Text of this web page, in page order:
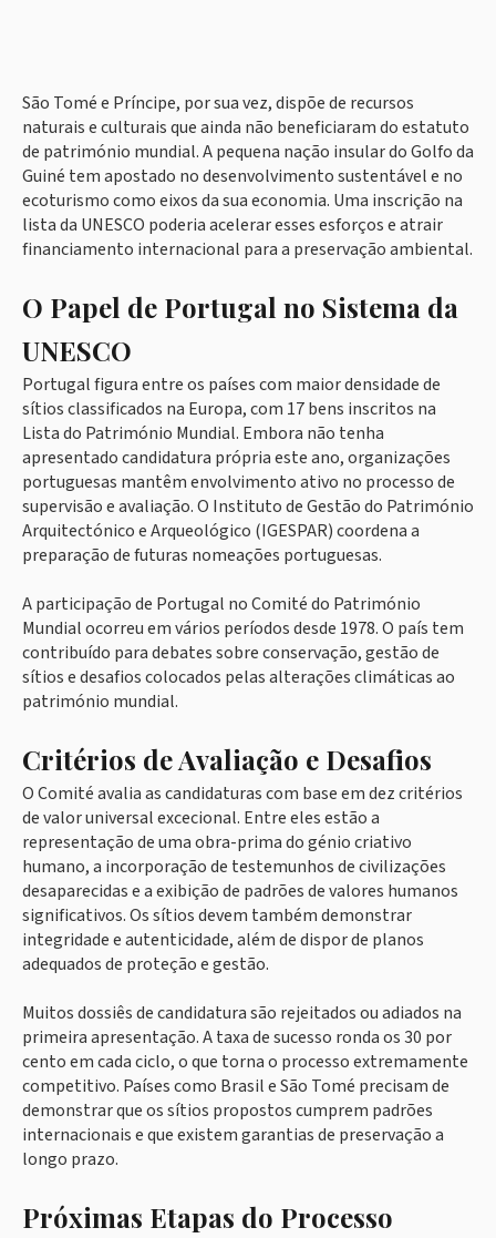
São Tomé e Príncipe, por sua vez, dispõe de recursos
naturais e culturais que ainda não beneficiaram do estatuto
de património mundial. A pequena nação insular do Golfo da
Guiné tem apostado no desenvolvimento sustentável e no
ecoturismo como eixos da sua economia. Uma inscrição na
lista da UNESCO poderia acelerar esses esforços e atrair
financiamento internacional para a preservação ambiental.
O Papel de Portugal no Sistema da
UNESCO
Portugal figura entre os países com maior densidade de
sítios classificados na Europa, com 17 bens inscritos na
Lista do Património Mundial. Embora não tenha
apresentado candidatura própria este ano, organizações
portuguesas mantêm envolvimento ativo no processo de
supervisão e avaliação. O Instituto de Gestão do Património
Arquitectónico e Arqueológico (IGESPAR) coordena a
preparação de futuras nomeações portuguesas.
A participação de Portugal no Comité do Património
Mundial ocorreu em vários períodos desde 1978. O país tem
contribuído para debates sobre conservação, gestão de
sítios e desafios colocados pelas alterações climáticas ao
património mundial.
Critérios de Avaliação e Desafios
O Comité avalia as candidaturas com base em dez critérios
de valor universal excecional. Entre eles estão a
representação de uma obra-prima do génio criativo
humano, a incorporação de testemunhos de civilizações
desaparecidas e a exibição de padrões de valores humanos
significativos. Os sítios devem também demonstrar
integridade e autenticidade, além de dispor de planos
adequados de proteção e gestão.
Muitos dossiês de candidatura são rejeitados ou adiados na
primeira apresentação. A taxa de sucesso ronda os 30 por
cento em cada ciclo, o que torna o processo extremamente
competitivo. Países como Brasil e São Tomé precisam de
demonstrar que os sítios propostos cumprem padrões
internacionais e que existem garantias de preservação a
longo prazo.
Próximas Etapas do Processo